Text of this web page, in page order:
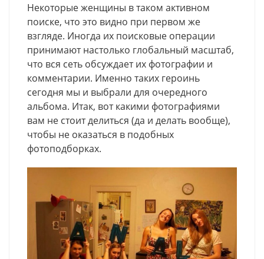
Некоторые женщины в таком активном
поиске, что это видно при первом же
взгляде. Иногда их поисковые операции
принимают настолько глобальный масштаб,
что вся сеть обсуждает их фотографии и
комментарии. Именно таких героинь
сегодня мы и выбрали для очередного
альбома. Итак, вот какими фотографиями
вам не стоит делиться (да и делать вообще),
чтобы не оказаться в подобных
фотоподборках.